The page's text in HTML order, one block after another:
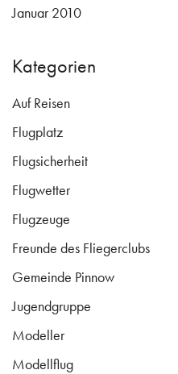
Januar 2010
Kategorien
Auf Reisen
Flugplatz
Flugsicherheit
Flugwetter
Flugzeuge
Freunde des Fliegerclubs
Gemeinde Pinnow
Jugendgruppe
Modeller
Modellflug